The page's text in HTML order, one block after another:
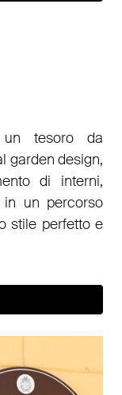
tesoro da
garden design,
di interni,
in un percorso
stile perfetto e